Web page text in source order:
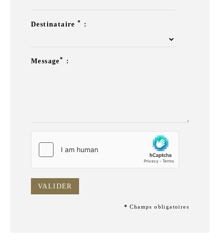
Destinataire* :
Message* :
VALIDER
* Champs obligatoires